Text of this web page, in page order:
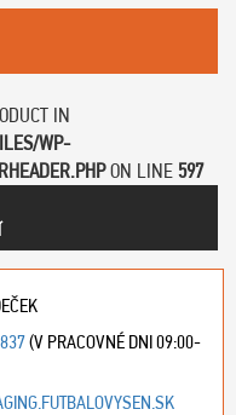
IN
WP-
ON LINE 597
(V PRACOVNÉ DNI 09:00-